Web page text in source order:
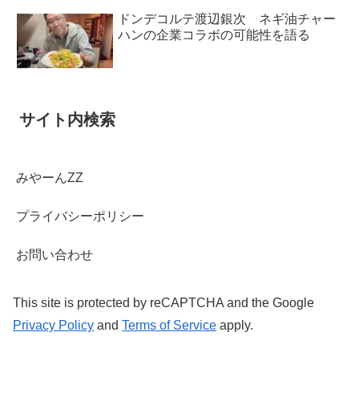
ドンデコルテ渡辺銀次 ネギ油チャー
ハンの企業コラボの可能性を語る
サイト内検索
みやーんZZ
プライバシーポリシー
お問い合わせ
This site is protected by reCAPTCHA and the Google
Privacy Policy and Terms of Service apply.